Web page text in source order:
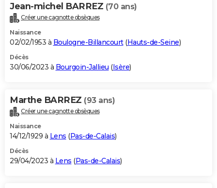
Jean-michel BARREZ (70 ans)
Créer une cagnotte obsèques
Naissance
02/02/1953 à Boulogne-Billancourt(Hauts-de-Seine)
Décès
30/06/2023 à Bourgoin-Jallieu (Isère)
Marthe BARREZ (93 ans)
Créer une cagnotte obsèques
Naissance
14/12/1929 à Lens (Pas-de-Calais)
Décès
29/04/2023 à Lens (Pas-de-Calais)